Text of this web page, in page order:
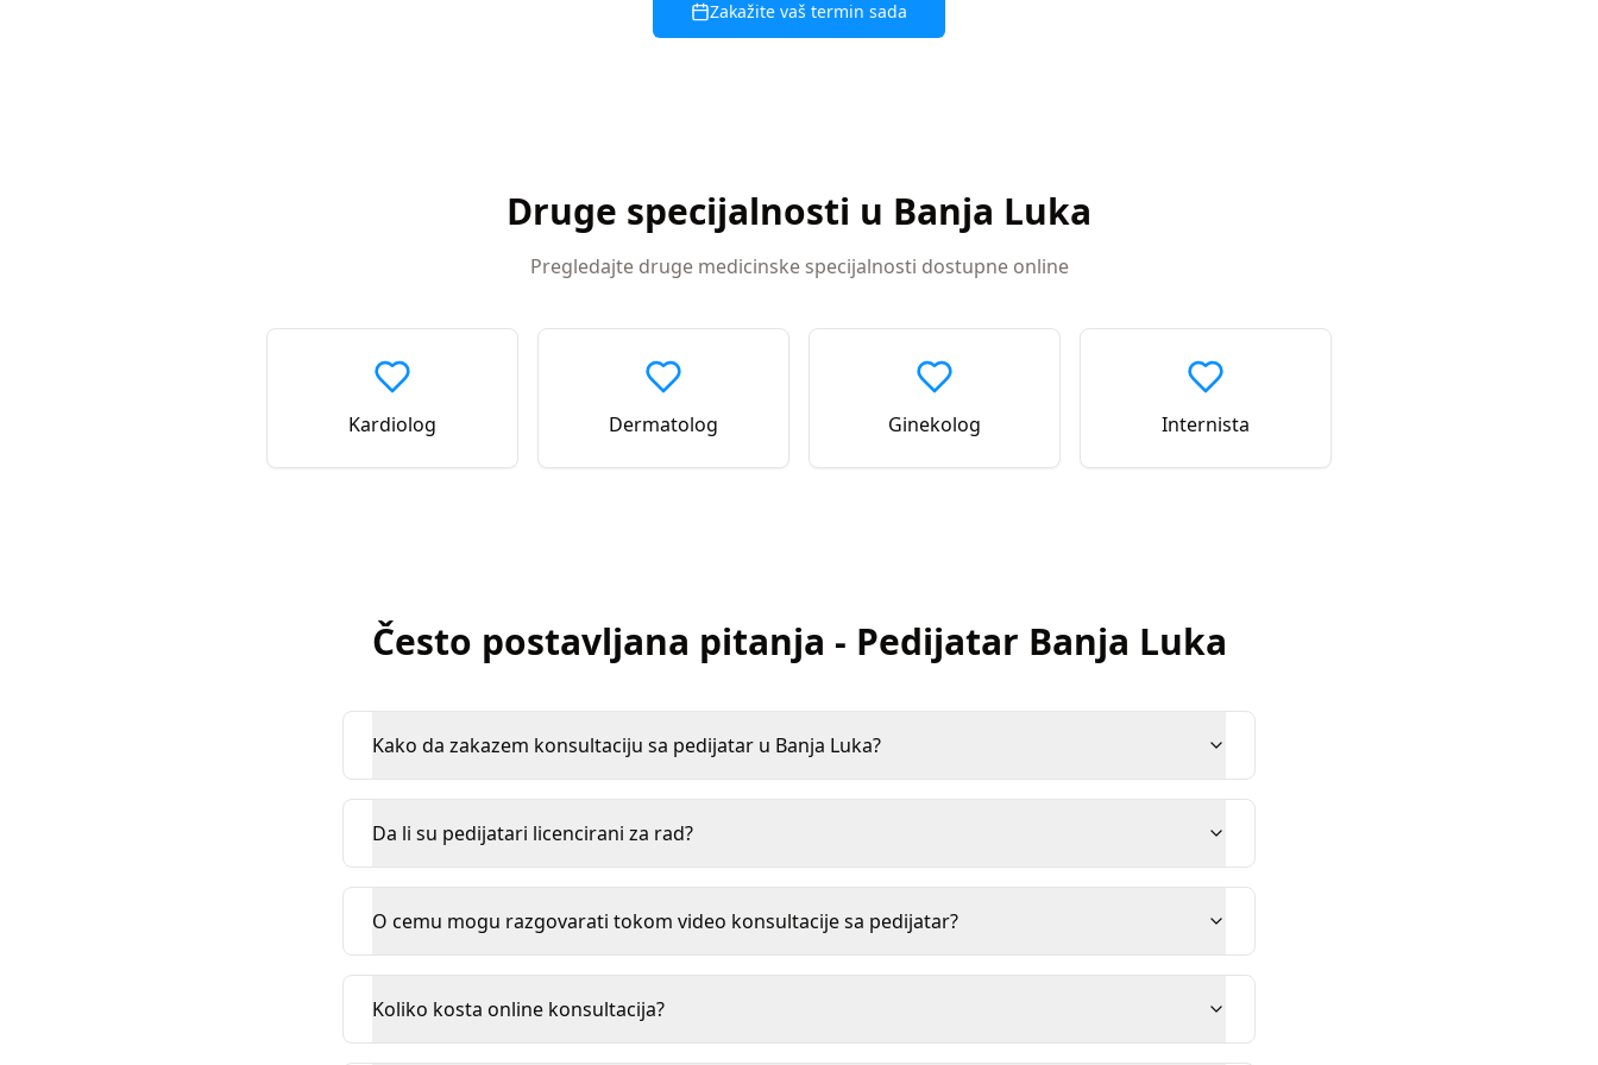
Zakažite vaš termin sada
Druge specijalnosti u Banja Luka
Pregledajte druge medicinske specijalnosti dostupne online
Kardiolog Dermatolog Ginekolog Internista
Često postavljana pitanja - Pedijatar Banja Luka
Kako da zakazem konsultaciju sa pedijatar u Banja Luka?
Da li su pedijatari licencirani za rad?
O cemu mogu razgovarati tokom video konsultacije sa pedijatar?
Koliko kosta online konsultacija?